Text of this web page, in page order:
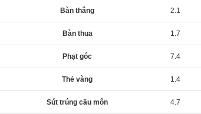
Bàn thắng 2.1
Bàn thua 1.7
Phạt góc 7.4
Thẻ vàng 1.4
Sút trúng cầu môn 4.7